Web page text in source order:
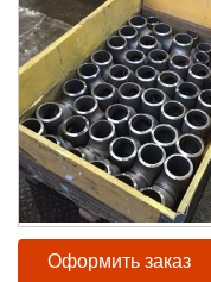
Оформить заказ